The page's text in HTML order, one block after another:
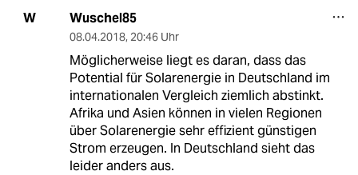
W Wuschel85
08.04.2018, 20:46 Uhr
Möglicherweise liegt es daran, dass das
Potential für Solarenergie in Deutschland im
internationalen Vergleich ziemlich abstinkt.
Afrika und Asien können in vielen Regionen
über Solarenergie sehr effizient günstigen
Strom erzeugen. In Deutschland sieht das
leider anders aus.